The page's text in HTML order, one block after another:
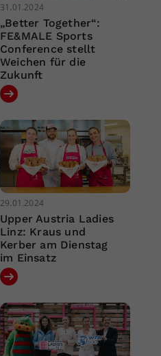
31.01.2024
„Better Together“:
FE&MALE Sports
Conference stellt
Weichen für die
Zukunft
29.01.2024
Upper Austria Ladies
Linz: Kraus und
Kerber am Dienstag
im Einsatz